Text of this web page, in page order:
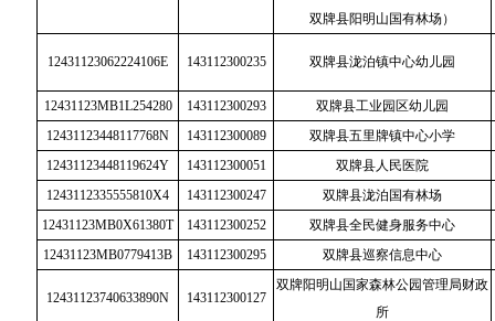
双牌县阳明山国有林场）
12431123062224106E 143112300235 双牌县泷泊镇中心幼儿园
12431123MB1L254280 143112300293
双牌县工业园区幼儿园
12431123448117768N
143112300089
双牌县五里牌镇中心小学
12431123448119624Y
143112300051
双牌县人民医院
1243112335555810X4
143112300247
双牌县泷泊国有林场
12431123MB0X61380T
143112300252
双牌县全民健身服务中心
12431123MB0779413B
143112300295 双牌县巡察信息中心
12431123740633890N 143112300127
双牌阳明山国家森林公园管理局财政
所